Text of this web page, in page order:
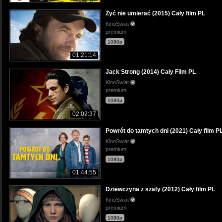
01:21:14
Żyć nie umierać (2015) Cały film PL
KinoSwiat
premium
1080p
02:02:37
Jack Strong (2014) Cały Film PL
KinoSwiat
premium
1080p
01:44:55
Powrót do tamtych dni (2021) Cały film
KinoSwiat
premium
1080p
Dziewczyna z szafy (2012) Cały film PL
KinoSwiat
premium
1080p